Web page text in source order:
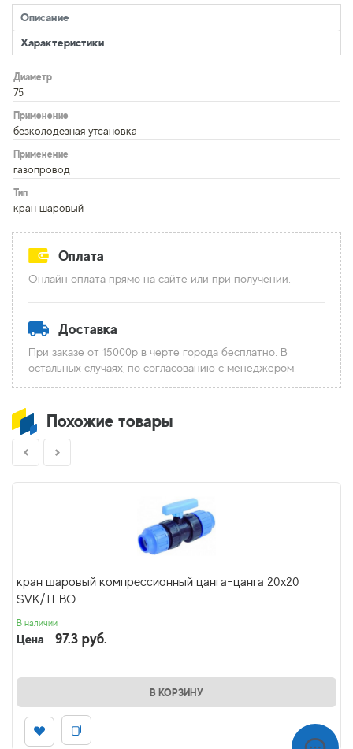
Описание
Характеристики
Диаметр
75
Применение
безколодезная утсановка
Применение
газопровод
Тип
кран шаровый
Оплата
Онлайн оплата прямо на сайте или при получении.
Доставка
При заказе от 15000р в черте города бесплатно. В
остальных случаях, по согласованию с менеджером.
Похожие товары
кран шаровый компрессионный цанга-цанга 20х20
SVK/TEBO
В наличии
Цена 97.3 руб.
В КОРЗИНУ